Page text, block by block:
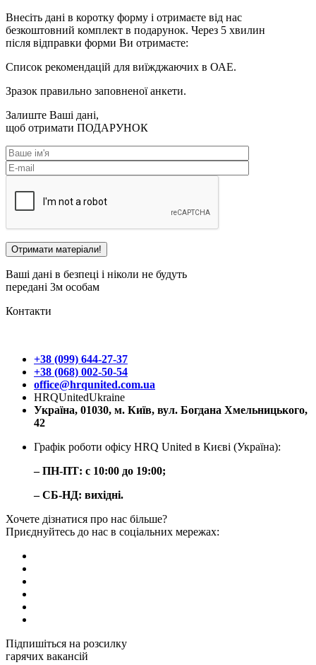
Внесіть дані в коротку форму і отримаєте від нас
безкоштовний комплект в подарунок. Через 5 хвилин
після відправки форми Ви отримаєте:
Список рекомендацій для виїжджаючих в ОАЕ.
Зразок правильно заповненої анкети.
Залиште Ваші дані,
щоб отримати ПОДАРУНОК
Ваші дані в безпеці і ніколи не будуть
передані 3м особам
Контакти
+38 (099) 644-27-37
+38 (068) 002-50-54
office@hrqunited.com.ua
HRQUnitedUkraine
Україна, 01030, м. Київ, вул. Богдана Хмельницького,
42
Графік роботи офісу HRQ United в Києві (Україна):
– ПН-ПТ: с 10:00 до 19:00;
– СБ-НД: вихідні.
Хочете дізнатися про нас більше?
Приєднуйтесь до нас в соціальних мережах:
Підпишіться на розсилку
гарячих вакансій